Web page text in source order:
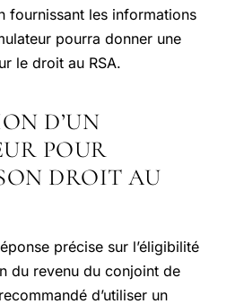
fournissant les informations
pourra donner une
le droit au RSA.
D’UN
POUR
DROIT AU
précise sur l’éligibilité
du revenu du conjoint de
d’utiliser un